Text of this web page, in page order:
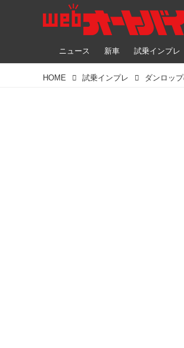
ニュース 新車 試乗インプレ
HOME 試乗インプレ